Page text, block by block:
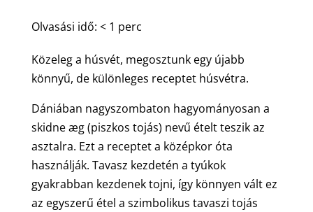
Olvasási idő: < 1 perc
Közeleg a húsvét, megosztunk egy újabb
könnyű, de különleges receptet húsvétra.
Dániában nagyszombaton hagyományosan a
skidne æg (piszkos tojás) nevű ételt teszik az
asztalra. Ezt a receptet a középkor óta
használják. Tavasz kezdetén a tyúkok
gyakrabban kezdenek tojni, így könnyen vált ez
az egyszerű étel a szimbolikus tavaszi tojás